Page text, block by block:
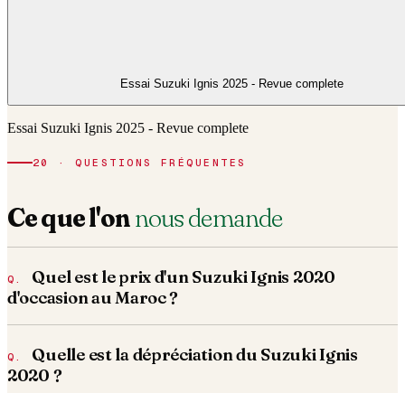
Essai Suzuki Ignis 2025 - Revue complete
Essai Suzuki Ignis 2025 - Revue complete
20 · QUESTIONS FRÉQUENTES
Ce que l'onnous demande
Quel est le prix d'un Suzuki Ignis 2020
d'occasion au Maroc ?
Quelle est la dépréciation du Suzuki Ignis
2020 ?